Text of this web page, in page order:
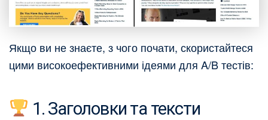
Якщо ви не знаєте, з чого почати, скористайтеся
цими високоефективними ідеями для A/B тестів:
1. Заголовки та тексти